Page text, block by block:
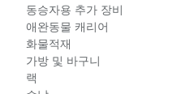
동승자용 추가 장비
애완동물 캐리어
화물적재
가방 및 바구니
랙